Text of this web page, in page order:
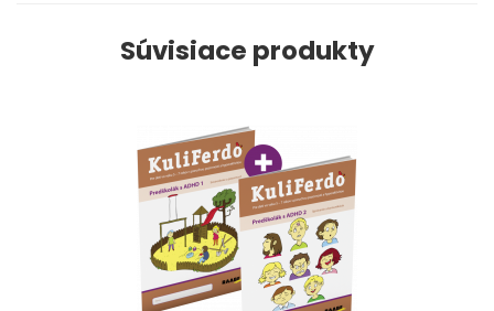
Súvisiace produkty